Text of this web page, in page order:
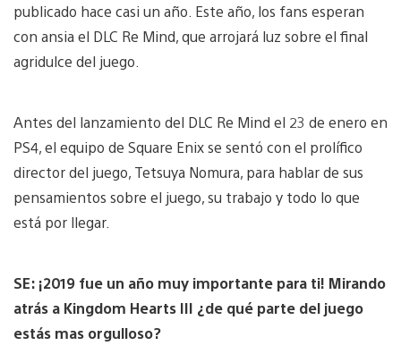
publicado hace casi un año. Este año, los fans esperan
con ansia el DLC Re Mind, que arrojará luz sobre el final
agridulce del juego.
Antes del lanzamiento del DLC Re Mind el 23 de enero en
PS4, el equipo de Square Enix se sentó con el prolífico
director del juego, Tetsuya Nomura, para hablar de sus
pensamientos sobre el juego, su trabajo y todo lo que
está por llegar.
SE: ¡2019 fue un año muy importante para ti! Mirando
atrás a Kingdom Hearts III ¿de qué parte del juego
estás mas orgulloso?